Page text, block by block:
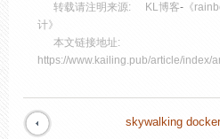
转载请注明来源:
KL博客- 《
计》
本文链接地址:
https://www.kailing.pub/article/index/
skywalking